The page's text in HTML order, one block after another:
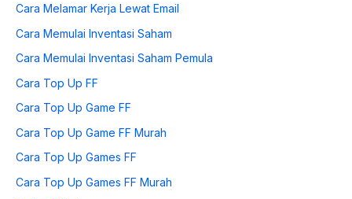
Cara Melamar Kerja Lewat Email
Cara Memulai Inventasi Saham
Cara Memulai Inventasi Saham Pemula
Cara Top Up FF
Cara Top Up Game FF
Cara Top Up Game FF Murah
Cara Top Up Games FF
Cara Top Up Games FF Murah